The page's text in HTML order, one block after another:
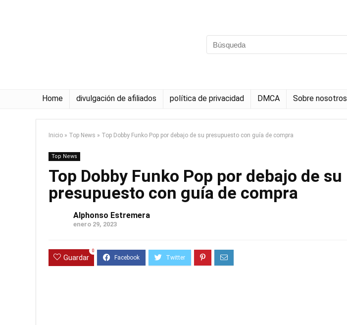
Home divulgación de afiliados política de privacidad DMCA Sobre nosotros
Inicio » Top News » Top Dobby Funko Pop por debajo de su presupuesto con guía de compra
Top News
Top Dobby Funko Pop por debajo de su
presupuesto con guía de compra
Alphonso Estremera
enero 29, 2023
Guardar
0